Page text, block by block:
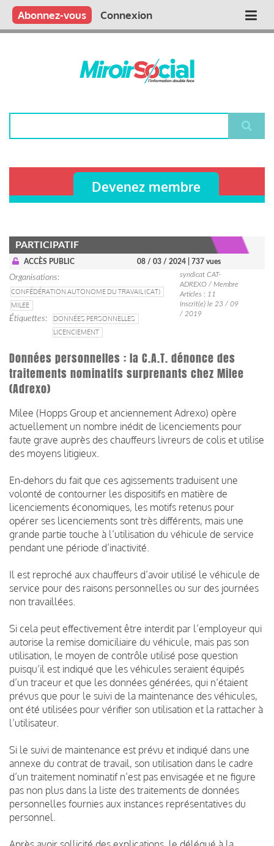
Aller
contenu
Main
Qui sommes nous ?
Vous publiez
Nous publions
Contactez-nous
Abonnez-vous Connexion
Devenez membre
PARTICIPATIF
ACCÈS PUBLIC 08 / 03 / 2024 | 737 vues
Organisations
CONFÉDÉRATION AUTONOME DU TRAVAIL (CAT)
MILEE
Étiquettes
DONNÉES PERSONNELLES
LICENCIEMENT
syndicat CAT-
ADREXO / Membre
Articles : 11
Inscrit(e) le 23 / 09
/ 2019
Données personnelles : la C.A.T. dénonce des
traitements nominatifs surprenants chez Milee
(Adrexo)
Milee (Hopps Group et anciennement Adrexo) opère
actuellement un nombre inédit de licenciements pour
faute grave auprès des chauffeurs livreurs de colis et utilise
des moyens litigieux.
En-dehors du fait que ces agissements traduisent une
volonté de contourner les dispositifs en matière de
licenciements économiques, les motifs retenus pour
opérer ses licenciements sont très différents, mais une
grande partie touche à l’utilisation du véhicule de service
pendant une période d’inactivité.
Il est reproché aux chauffeurs d’avoir utilisé le véhicule de
service pour des raisons personnelles ou sur des journées
non travaillées.
Si cela peut effectivement être interdit par l’employeur qui
autorise la remise domiciliaire du véhicule, mais pas son
utilisation, le moyen de contrôle utilisé pose question
puisqu’il est indiqué que les véhicules seraient équipés
d’un traceur et que les données générées, qui n’étaient
prévus que pour le suivi de la maintenance des véhicules,
ont été utilisées pour vérifier son utilisation et la rattacher à
l’utilisateur.
Si le suivi de maintenance est prévu et indiqué dans une
annexe du contrat de travail, son utilisation dans le cadre
d’un traitement nominatif n’est pas envisagée et ne figure
pas non plus dans la liste des traitements de données
personnelles fournies aux instances représentatives du
personnel.